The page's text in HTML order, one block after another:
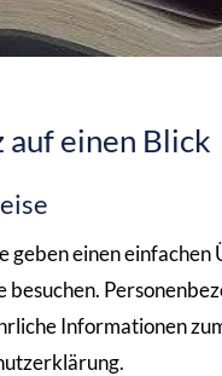
auf einen Blick
geben einen
besuchen.
Informationen